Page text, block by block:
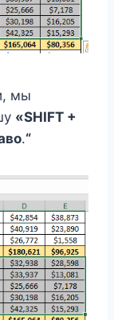
мы
«SHIFT +
.“